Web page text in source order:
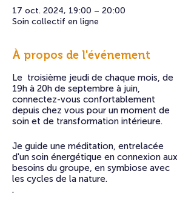
17 oct. 2024, 19:00 – 20:00
Soin collectif en ligne
À propos de l'événement
​Le troisième jeudi de chaque mois, de
19h à 20h de septembre à juin,
connectez-vous confortablement
depuis chez vous pour un moment de
soin et de transformation intérieure.
Je guide une méditation, entrelacée
d'un soin énergétique en connexion aux
besoins du groupe, en symbiose avec
les cycles de la nature.
.